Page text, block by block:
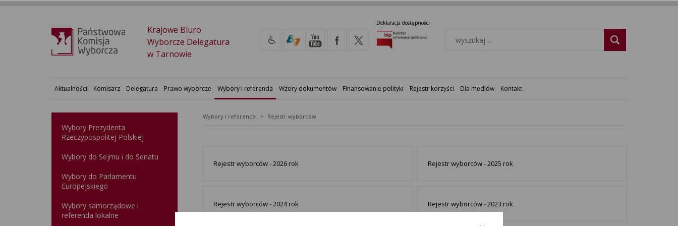
Krajowe Biuro
Wyborcze Delegatura
w Tarnowie
Deklaracja dostępności
Aktualności Komisarz Delegatura Prawo wyborcze Wybory i referenda Wzory dokumentów Finansowanie polityki Rejestr korzyści Dla mediów Kontakt
Wybory Prezydenta
Rzeczypospolitej Polskiej
Wybory do Sejmu i do Senatu
Wybory do Parlamentu
Europejskiego
Wybory samorządowe i
referenda lokalne
Wybory i referenda Rejestr wyborców
Rejestr wyborców - 2026 rok Rejestr wyborców - 2025 rok
Rejestr wyborców - 2024 rok Rejestr wyborców - 2023 rok